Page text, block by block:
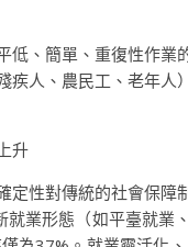
、簡單、重復性作
人、農民工、老年
升
性對傳統的社會保
業形態（如平臺就業